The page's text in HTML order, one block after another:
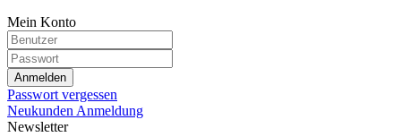
Mein Konto
Anmelden
Passwort vergessen
Neukunden Anmeldung
Newsletter